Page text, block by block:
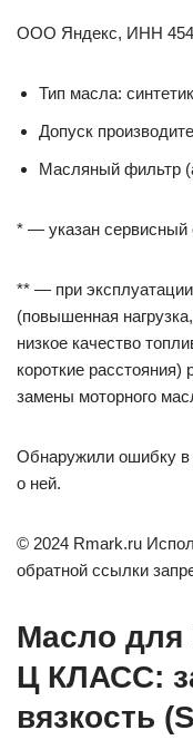
ООО Яндекс, ИНН
Тип масла:
Допуск
Масляный фильтр
* — указан
** — при
(повышенная
низкое качество
короткие расстояния)
замены моторного
Обнаружили ошибку
о ней.
© 2024 Rmark.ru
обратной ссылки
Масло
Ц КЛАСС:
вязкость